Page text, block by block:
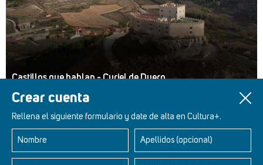
Crear cuenta
Rellena el siguiente formulario y date de alta en Cultura+.
Nombre Apellidos (opcional)
Castillos que hablan - Curiel de Duero
Retablos Renacentistas Este de León